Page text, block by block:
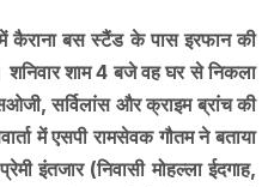
कैराना बस स्टैंड के पास इरफान की
शनिवार शाम 4 बजे वह घर से निकला
सर्विलांस और क्राइम ब्रांच की
में एसपी रामसेवक गौतम ने बताया
इंतजार (निवासी मोहल्ला ईदगाह,